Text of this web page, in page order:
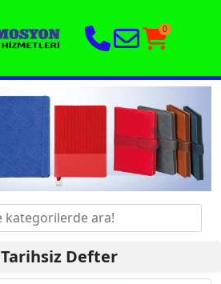
0
›
Tarihsiz Defter